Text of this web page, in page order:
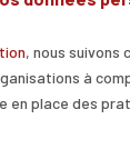
, nous suivons
à
en place des